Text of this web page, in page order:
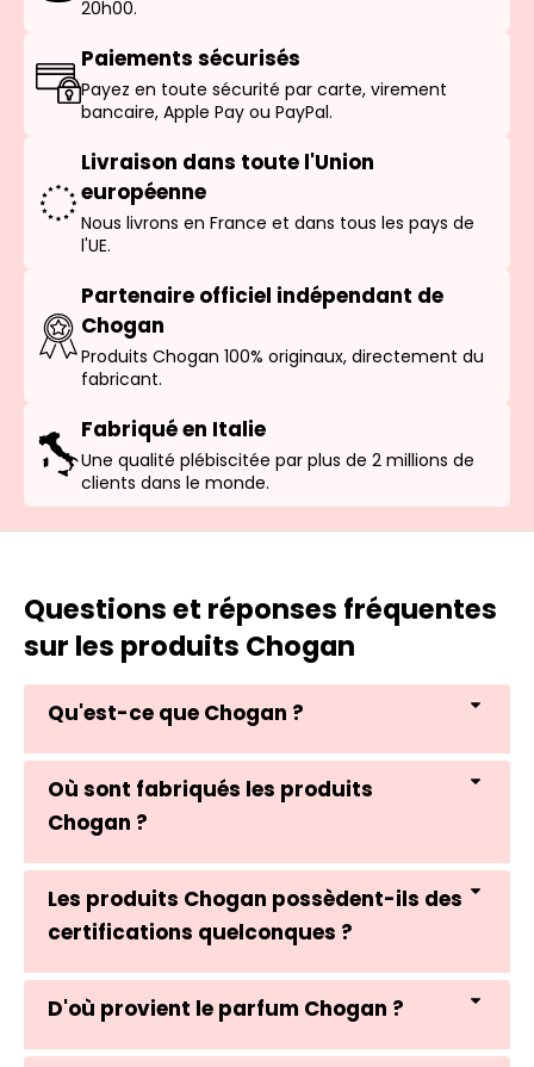
20h00.
Paiements sécurisés
Payez en toute sécurité par carte, virement
bancaire, Apple Pay ou PayPal.
Livraison dans toute l'Union
européenne
Nous livrons en France et dans tous les pays de
l'UE.
Partenaire officiel indépendant de
Chogan
Produits Chogan 100% originaux, directement du
fabricant.
Fabriqué en Italie
Une qualité plébiscitée par plus de 2 millions de
clients dans le monde.
Questions et réponses fréquentes
sur les produits Chogan
Qu'est-ce que Chogan ?
Où sont fabriqués les produits
Chogan ?
Les produits Chogan possèdent-ils des
certifications quelconques ?
D'où provient le parfum Chogan ?